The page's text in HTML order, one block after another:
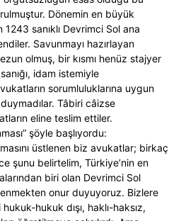
Dönemin en büyük
sanıklı Devrimci Sol ana
Savunmayı hazırlayan
olmuş, bir kısmı henüz stajyer
idam istemiyle
sorumluluklarına uygun
Tâbiri câizse
eline teslim ettiler.
şöyle başlıyordu:
üstlenen biz avukatlar; birkaç
şunu belirtelim, Türkiye’nin en
biri olan Devrimci Sol
onur duyuyoruz. Bizlere
hukuk dışı, haklı-haksız,